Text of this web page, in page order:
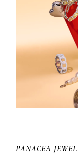
PANACEA